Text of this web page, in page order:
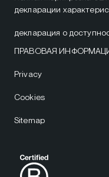
декларации
декларация о
ПРАВОВАЯ
Privacy
Cookies
Sitemap